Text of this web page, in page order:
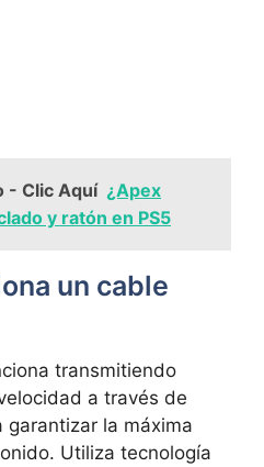
- Clic Aquí ¿Apex
y ratón en PS5
un cable
transmitiendo
a través de
garantizar la máxima
Utiliza tecnología